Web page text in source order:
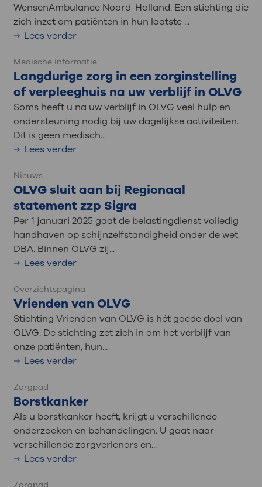
WensenAmbulance Noord-Holland. Een stichting die
zich inzet om patiënten in hun laatste ...
Lees verder
Medische informatie
Langdurige zorg in een zorginstelling
of verpleeghuis na uw verblijf in OLVG
Soms heeft u na uw verblijf in OLVG veel hulp en
ondersteuning nodig bij uw dagelijkse activiteiten.
Dit is geen medisch...
Lees verder
Nieuws
OLVG sluit aan bij Regionaal
statement zzp Sigra
Per 1 januari 2025 gaat de belastingdienst volledig
handhaven op schijnzelfstandigheid onder de wet
DBA. Binnen OLVG zij...
Lees verder
Overzichtspagina
Vrienden van OLVG
Stichting Vrienden van OLVG is hét goede doel van
OLVG. De stichting zet zich in om het verblijf van
onze patiënten, hun...
Lees verder
Zorgpad
Borstkanker
Als u borstkanker heeft, krijgt u verschillende
onderzoeken en behandelingen. U gaat naar
verschillende zorgverleners en...
Lees verder